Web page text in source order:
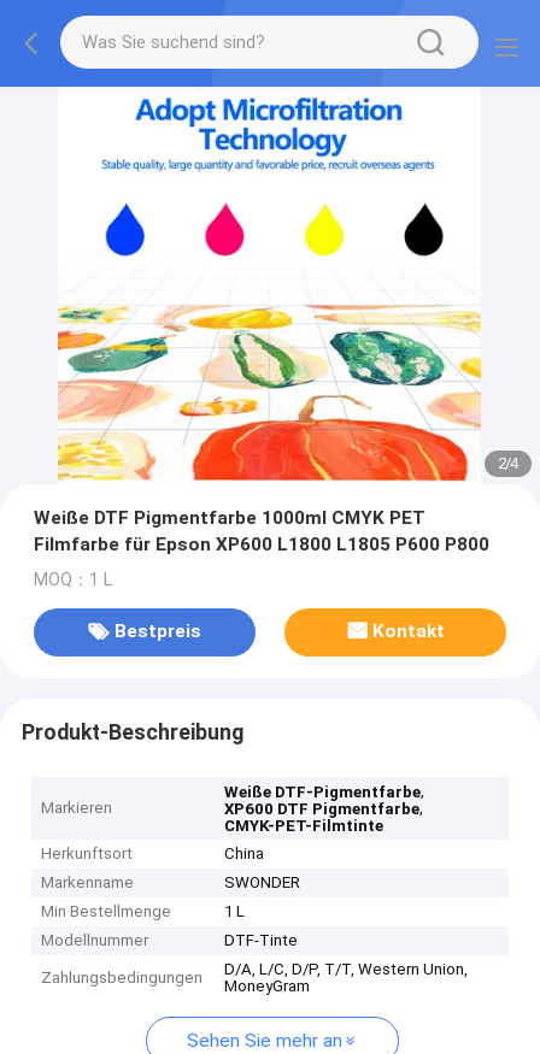
2/4
Weiße DTF Pigmentfarbe 1000ml CMYK PET
Filmfarbe für Epson XP600 L1800 L1805 P600 P800
MOQ：1 L
Bestpreis Kontakt
Produkt-Beschreibung
Markieren
Weiße DTF-Pigmentfarbe,
XP600 DTF Pigmentfarbe,
CMYK-PET-Filmtinte
Herkunftsort
China
Markenname
SWONDER
Min Bestellmenge
1 L
Modellnummer
DTF-Tinte
Zahlungsbedingungen
D/A, L/C, D/P, T/T, Western Union,
MoneyGram
Sehen Sie mehr an